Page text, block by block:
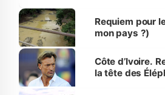
Requiem pour
mon pays ?)
Côte d’Ivoire.
la tête des